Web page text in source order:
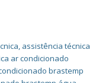
, assistência técnica
ar condicionado
brastemp